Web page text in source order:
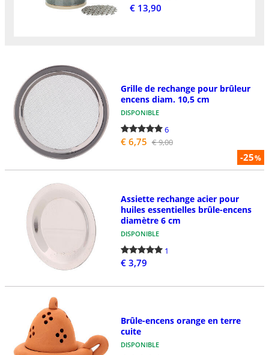
€ 13,90
-25%
Grille de rechange pour brûleur
encens diam. 10,5 cm
DISPONIBLE
6
€ 6,75 € 9,00
Assiette rechange acier pour
huiles essentielles brûle-encens
diamètre 6 cm
DISPONIBLE
1
€ 3,79
Brûle-encens orange en terre
cuite
DISPONIBLE